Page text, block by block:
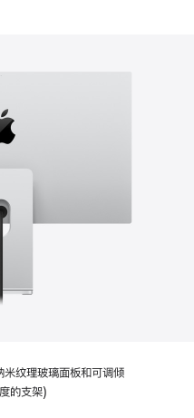
纹理玻璃面板和可调倾
的支架)